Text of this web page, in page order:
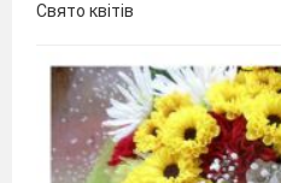
Свято квітів